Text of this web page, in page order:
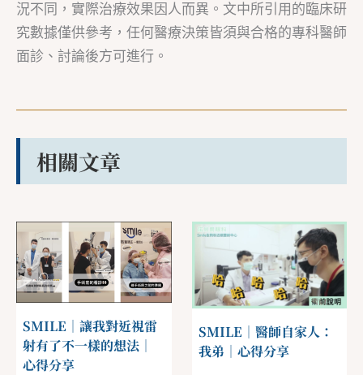
況不同，實際治療效果因人而異。文中所引用的臨床研
究數據僅供參考，任何醫療決策皆須與合格的專科醫師
面診、討論後方可進行。
相關文章
SMILE｜讓我對近視雷
射有了不一樣的想法｜
心得分享
SMILE｜醫師自家人：
我弟｜心得分享